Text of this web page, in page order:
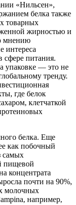
«Нильсен»,
белка также
товарных
жирностью и
мнению
интереса
сфере питания.
упаковке — это не
тренду.
где белок
клетчаткой
белка. Еще
как побочный
самых
пищевой
концентрата
почти на 90%,
молочных
например,